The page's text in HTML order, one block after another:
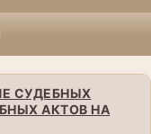
СУДЕБНЫХ
АКТОВ НА